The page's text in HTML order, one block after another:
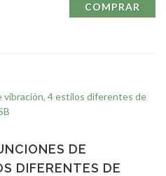
COMPRAR
DE
DIFERENTES DE